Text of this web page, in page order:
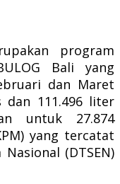
program
Bali yang
dan Maret
dan 111.496 liter
untuk 27.874
yang tercatat
(DTSEN)